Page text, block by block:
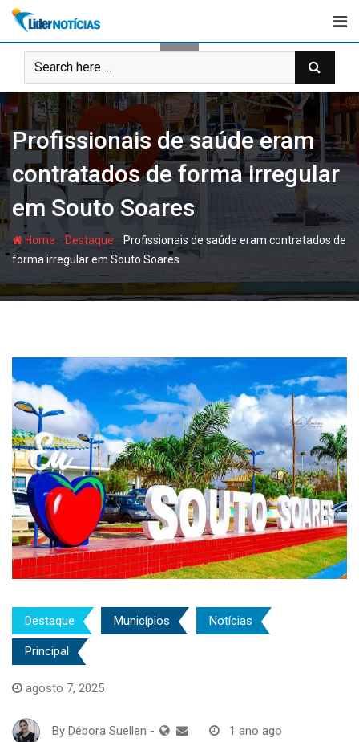
Skip
content
Profissionais de saúde eram
contratados de forma irregular
em Souto Soares
Home - Destaque - Profissionais de saúde eram contratados de
forma irregular em Souto Soares
Destaque Municípios Notícias
Principal
agosto 7, 2025
By Débora Suellen - 1 ano ago